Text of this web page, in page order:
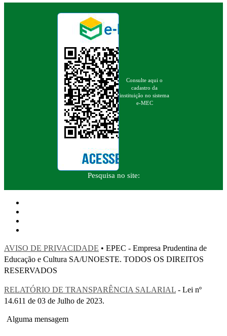
Consulte aqui o
cadastro da
instituição no sistema
e-MEC
Pesquisa no site:
AVISO DE PRIVACIDADE • EPEC - Empresa Prudentina de
Educação e Cultura SA/UNOESTE. TODOS OS DIREITOS
RESERVADOS
RELATÓRIO DE TRANSPARÊNCIA SALARIAL - Lei nº
14.611 de 03 de Julho de 2023.
Alguma mensagem